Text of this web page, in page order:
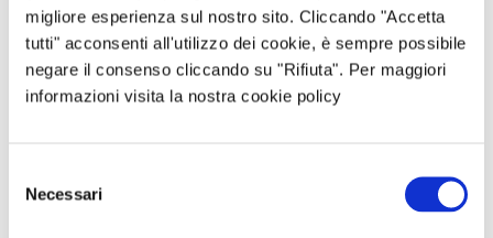
migliore esperienza sul nostro sito. Cliccando "Accetta
tutti" acconsenti all'utilizzo dei cookie, è sempre possibile
negare il consenso cliccando su "Rifiuta". Per maggiori
informazioni visita la nostra cookie policy
delNecessari
Sito web
Questo sito è protetto da reCAPTCHA, ed è soggetto alla